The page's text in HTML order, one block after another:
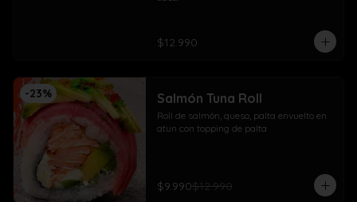
$12.990
-23% Salmón Tuna Roll
Roll de salmón, queso, palta envuelto en
atun con topping de palta
$9.990$12.990